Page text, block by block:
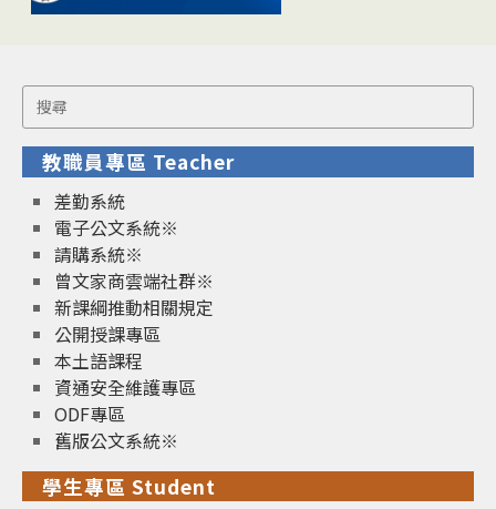
Search
for:
教職員專區 Teacher
差勤系統
電子公文系統※
請購系統※
曾文家商雲端社群※
新課綱推動相關規定
公開授課專區
本土語課程
資通安全維護專區
ODF專區
舊版公文系統※
學生專區 Student